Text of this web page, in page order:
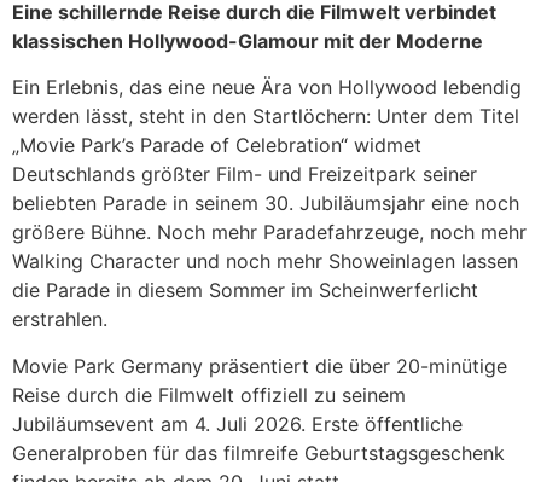
Eine schillernde Reise durch die Filmwelt verbindet
klassischen Hollywood-Glamour mit der Moderne
Ein Erlebnis, das eine neue Ära von Hollywood lebendig
werden lässt, steht in den Startlöchern: Unter dem Titel
„Movie Park’s Parade of Celebration“ widmet
Deutschlands größter Film- und Freizeitpark seiner
beliebten Parade in seinem 30. Jubiläumsjahr eine noch
größere Bühne. Noch mehr Paradefahrzeuge, noch mehr
Walking Character und noch mehr Showeinlagen lassen
die Parade in diesem Sommer im Scheinwerferlicht
erstrahlen.
Movie Park Germany präsentiert die über 20-minütige
Reise durch die Filmwelt offiziell zu seinem
Jubiläumsevent am 4. Juli 2026. Erste öffentliche
Generalproben für das filmreife Geburtstagsgeschenk